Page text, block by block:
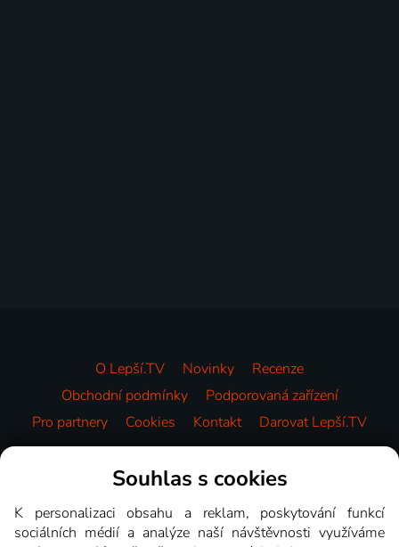
O Lepší.TV Novinky
Recenze
Obchodní podmínky
Podporovaná zařízení
Pro partnery
Cookies Kontakt Darovat Lepší.TV
Videotéka
Souhlas s cookies
K personalizaci obsahu a reklam, poskytování funkcí
sociálních médií a analýze naší návštěvnosti využíváme